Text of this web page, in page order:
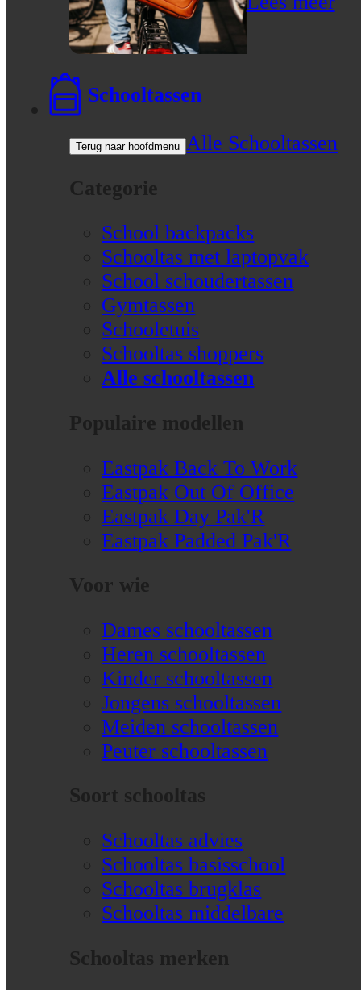
Schooltassen
Terug naar hoofdmenu Alle Schooltassen
Categorie
School backpacks
Schooltas met laptopvak
School schoudertassen
Gymtassen
Schooletuis
Schooltas shoppers
Alle schooltassen
Populaire modellen
Eastpak Back To Work
Eastpak Out Of Office
Eastpak Day Pak'R
Eastpak Padded Pak'R
Voor wie
Dames schooltassen
Heren schooltassen
Kinder schooltassen
Jongens schooltassen
Meiden schooltassen
Peuter schooltassen
Soort schooltas
Schooltas advies
Schooltas basisschool
Schooltas brugklas
Schooltas middelbare
Schooltas merken